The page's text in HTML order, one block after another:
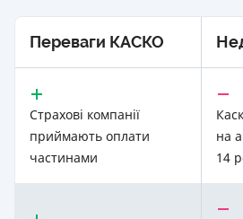
Переваги КАСКО
Страхові компанії
приймають оплати
частинами
на
14